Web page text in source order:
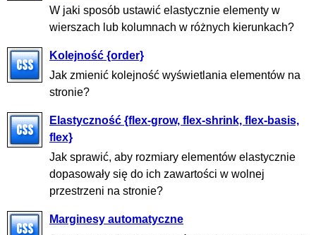
W jaki sposób ustawić elastycznie elementy w
wierszach lub kolumnach w różnych kierunkach?
Kolejność {order}
Jak zmienić kolejność wyświetlania elementów na
stronie?
Elastyczność {flex-grow, flex-shrink, flex-basis,
flex}
Jak sprawić, aby rozmiary elementów elastycznie
dopasowały się do ich zawartości w wolnej
przestrzeni na stronie?
Marginesy automatyczne